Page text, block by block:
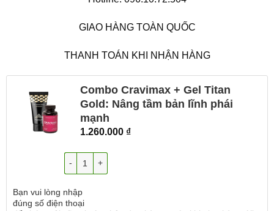
GIAO HÀNG TOÀN QUỐC
THANH TOÁN KHI NHẬN HÀNG
Combo Cravimax + Gel Titan
Gold: Nâng tầm bản lĩnh phái
mạnh
1.260.000 ₫
Bạn vui lòng nhập
đúng số điện thoại